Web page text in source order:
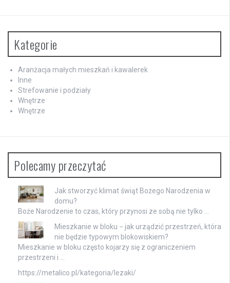
Kategorie
Aranżacja małych mieszkań i kawalerek
Inne
Strefowanie i podziały
Wnętrze
Wnętrze
Polecamy przeczytać
Jak stworzyć klimat świąt Bożego Narodzenia w
domu?
Boże Narodzenie to czas, który przynosi ze sobą nie tylko …
Mieszkanie w bloku − jak urządzić przestrzeń, która
nie będzie typowym blokowiskiem?
Mieszkanie w bloku często kojarzy się z ograniczeniem
przestrzeni i …
https://metalico.pl/kategoria/lezaki/